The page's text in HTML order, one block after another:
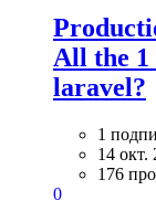
All the 1
laravel?
1
14 окт.
176
0